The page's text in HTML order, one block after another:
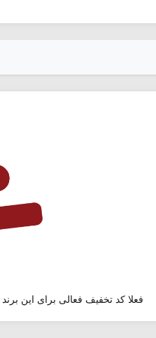
فعلا کد تخفیف فعالی برای این